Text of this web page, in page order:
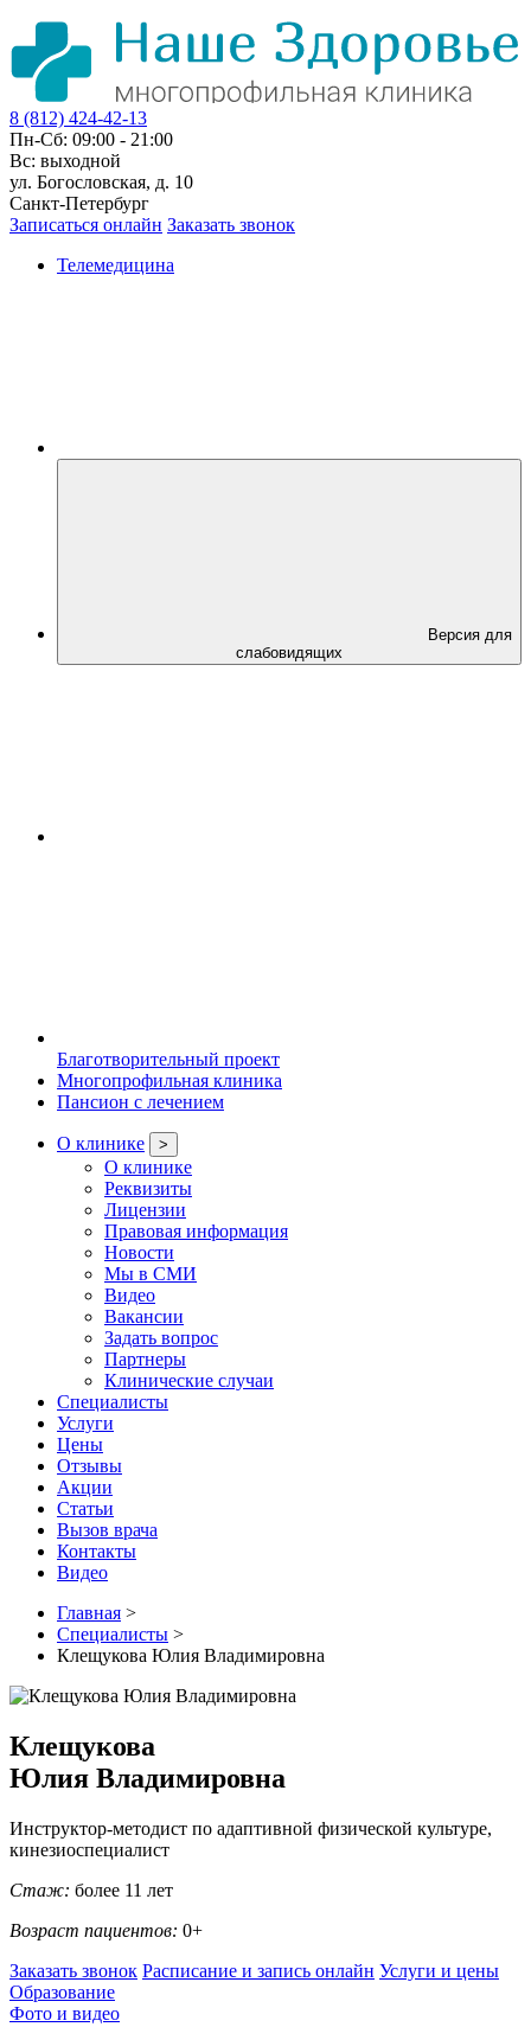
8 (812) 424-42-13
Пн-Сб: 09:00 - 21:00
Вс: выходной
ул. Богословская, д. 10
Санкт-Петербург
Записаться онлайн Заказать звонок
Телемедицина
Версия для
слабовидящих
Благотворительный проект
Многопрофильная клиника
Пансион с лечением
О клинике >
О клинике
Реквизиты
Лицензии
Правовая информация
Новости
Мы в СМИ
Видео
Вакансии
Задать вопрос
Партнеры
Клинические случаи
Специалисты
Услуги
Цены
Отзывы
Акции
Статьи
Вызов врача
Контакты
Видео
Главная >
Специалисты >
Клещукова Юлия Владимировна
Клещукова
Юлия Владимировна
Инструктор-методист по адаптивной физической культуре,
кинезиоспециалист
Стаж: более 11 лет
Возраст пациентов: 0+
Заказать звонок Расписание и запись онлайн Услуги и цены
Образование
Фото и видео